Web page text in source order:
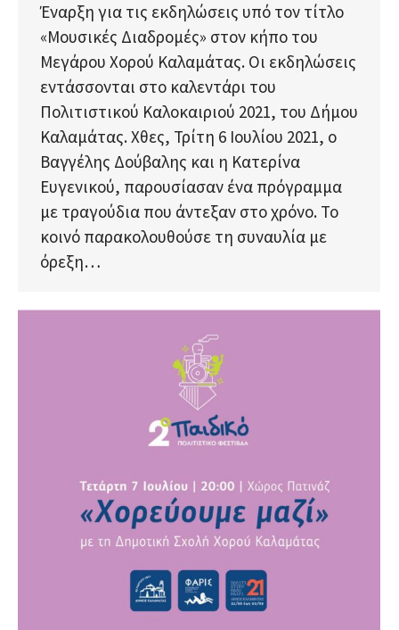
Έναρξη για τις εκδηλώσεις υπό τον τίτλο
«Μουσικές Διαδρομές» στον κήπο του
Μεγάρου Χορού Καλαμάτας. Οι εκδηλώσεις
εντάσσονται στο καλεντάρι του
Πολιτιστικού Καλοκαιριού 2021, του Δήμου
Καλαμάτας. Χθες, Τρίτη 6 Ιουλίου 2021, ο
Βαγγέλης Δούβαλης και η Κατερίνα
Ευγενικού, παρουσίασαν ένα πρόγραμμα
με τραγούδια που άντεξαν στο χρόνο. Το
κοινό παρακολουθούσε τη συναυλία με
όρεξη…